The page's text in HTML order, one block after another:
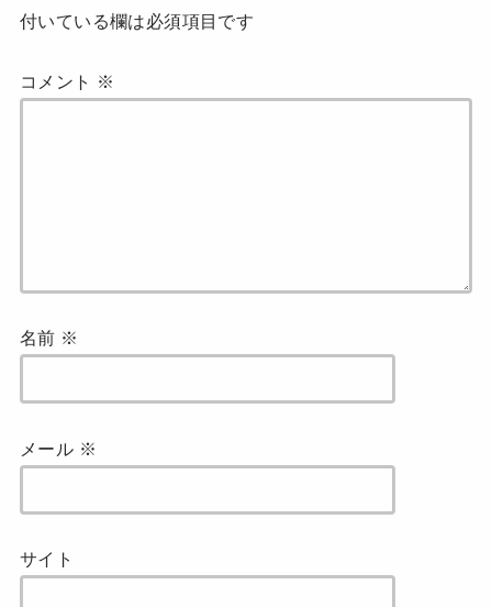
付いている欄は必須項目です
コメント ※
名前 ※
メール ※
サイト